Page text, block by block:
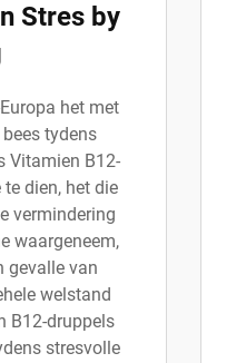
Stres by
het met
tydens
Vitamien B12-
dien, het die
vermindering
waargeneem,
gevalle van
welstand
B12-druppels
stresvolle